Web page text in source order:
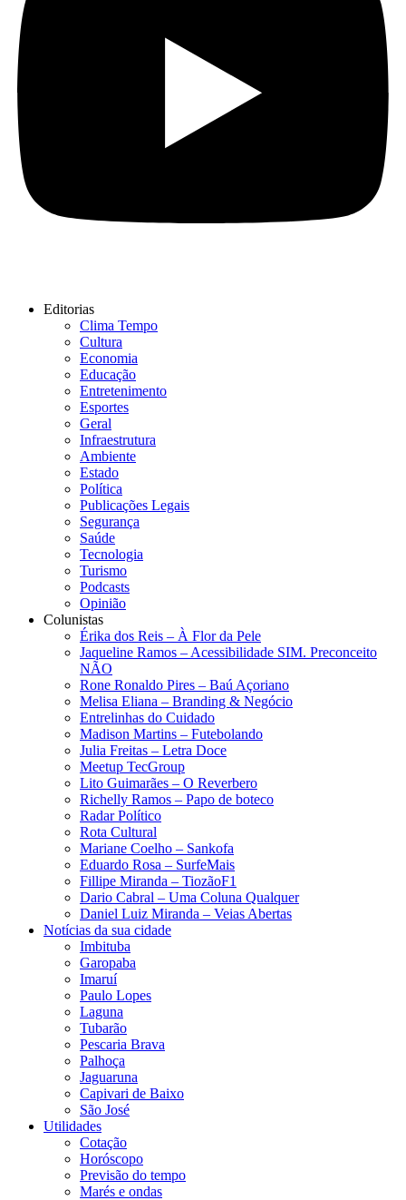
Editorias
Clima Tempo
Cultura
Economia
Educação
Entretenimento
Esportes
Geral
Infraestrutura
Ambiente
Estado
Política
Publicações Legais
Segurança
Saúde
Tecnologia
Turismo
Podcasts
Opinião
Colunistas
Érika dos Reis​ – À Flor da Pele
Jaqueline Ramos – Acessibilidade SIM. Preconceito
NÃO
Rone Ronaldo Pires – Baú Açoriano
Melisa Eliana – Branding & Negócio
Entrelinhas do Cuidado
Madison Martins – Futebolando
Julia Freitas​ – Letra Doce
Meetup TecGroup
Lito Guimarães – O Reverbero
Richelly Ramos​ – Papo de boteco
Radar Político
Rota Cultural
Mariane Coelho – Sankofa
Eduardo Rosa​ – SurfeMais
Fillipe Miranda – TiozãoF1
Dario Cabral – Uma Coluna Qualquer
Daniel Luiz Miranda – Veias Abertas
Notícias da sua cidade
Imbituba
Garopaba
Imaruí
Paulo Lopes
Laguna
Tubarão
Pescaria Brava
Palhoça
Jaguaruna
Capivari de Baixo
São José
Utilidades
Cotação
Horóscopo
Previsão do tempo
Marés e ondas